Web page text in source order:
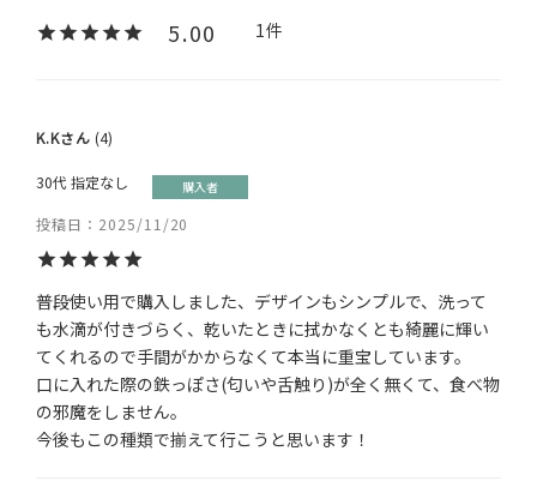
5.00 1
K.K 4
購入者
30代 指定なし
投稿日 2025/11/20
普段使い用で購入しました、デザインもシンプルで、洗って
も水滴が付きづらく、乾いたときに拭かなくとも綺麗に輝い
てくれるので手間がかからなくて本当に重宝しています。
口に入れた際の鉄っぽさ(匂いや舌触り)が全く無くて、食べ物
の邪魔をしません。
今後もこの種類で揃えて行こうと思います！